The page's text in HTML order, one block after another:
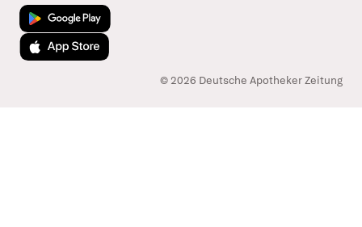
Jetzt bei Google Play
Laden im App Store
© 2026 Deutsche Apotheker Zeitung